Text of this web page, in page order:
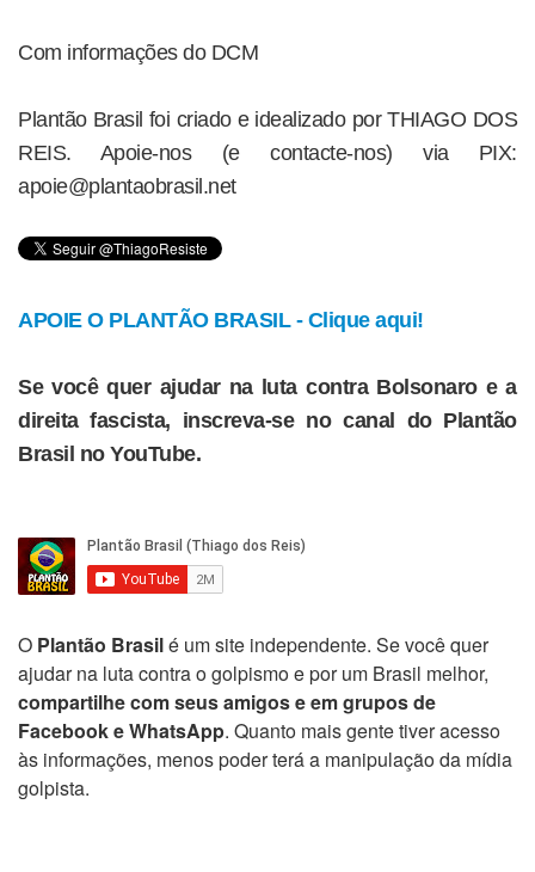
Com informações do DCM
Plantão Brasil foi criado e idealizado por THIAGO DOS
REIS. Apoie-nos (e contacte-nos) via PIX:
apoie@plantaobrasil.net
APOIE O PLANTÃO BRASIL - Clique aqui!
Se você quer ajudar na luta contra Bolsonaro e a
direita fascista, inscreva-se no canal do Plantão
Brasil no YouTube.
O Plantão Brasilé um site independente. Se você quer
ajudar na luta contra o golpismo e por um Brasil melhor,
compartilhe com seus amigos e em grupos de
Facebook e WhatsApp. Quanto mais gente tiver acesso
às informações, menos poder terá a manipulação da mídia
golpista.